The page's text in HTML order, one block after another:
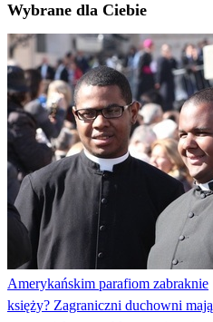
Wybrane dla Ciebie
Amerykańskim parafiom zabraknie
księży? Zagraniczni duchowni mają